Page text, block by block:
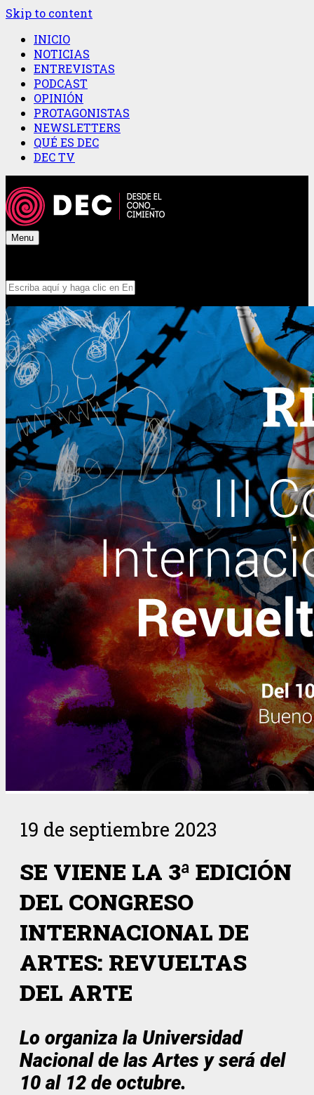
Skip to content
INICIO
NOTICIAS
ENTREVISTAS
PODCAST
OPINIÓN
PROTAGONISTAS
NEWSLETTERS
QUÉ ES DEC
DEC TV
Menu
19 de septiembre 2023
SE VIENE LA 3ª EDICIÓN
DEL CONGRESO
INTERNACIONAL DE
ARTES: REVUELTAS
DEL ARTE
Lo organiza la Universidad
Nacional de las Artes y será del
10 al 12 de octubre.